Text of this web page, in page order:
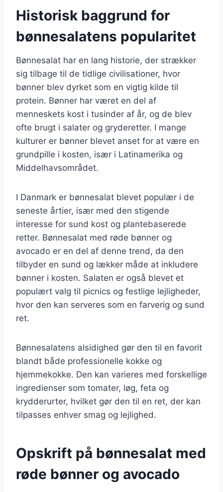
Historisk baggrund for
bønnesalatens popularitet
Bønnesalat har en lang historie, der strækker
sig tilbage til de tidlige civilisationer, hvor
bønner blev dyrket som en vigtig kilde til
protein. Bønner har været en del af
menneskets kost i tusinder af år, og de blev
ofte brugt i salater og gryderetter. I mange
kulturer er bønner blevet anset for at være en
grundpille i kosten, især i Latinamerika og
Middelhavsområdet.
I Danmark er bønnesalat blevet populær i de
seneste årtier, især med den stigende
interesse for sund kost og plantebaserede
retter. Bønnesalat med røde bønner og
avocado er en del af denne trend, da den
tilbyder en sund og lækker måde at inkludere
bønner i kosten. Salaten er også blevet et
populært valg til picnics og festlige lejligheder,
hvor den kan serveres som en farverig og sund
ret.
Bønnesalatens alsidighed gør den til en favorit
blandt både professionelle kokke og
hjemmekokke. Den kan varieres med forskellige
ingredienser som tomater, løg, feta og
krydderurter, hvilket gør den til en ret, der kan
tilpasses enhver smag og lejlighed.
Opskrift på bønnesalat med
røde bønner og avocado